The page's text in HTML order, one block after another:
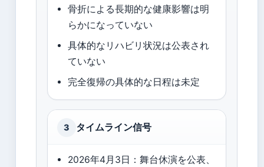
骨折による長期的な健康影響は明
らかになっていない
具体的なリハビリ状況は公表され
ていない
完全復帰の具体的な日程は未定
3 タイムライン信号
2026年4月3日：舞台休演を公表、